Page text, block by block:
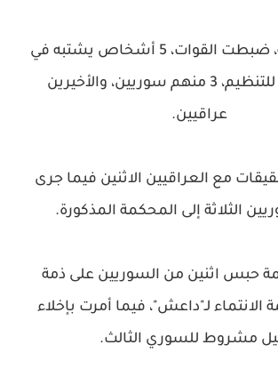
وخلال العملية، ضبطت القوات، 5 أشخاص يشتبه في
انضمامهم للتنظيم، 3 منهم سوريين، والأخيرين
عراقيين.
مع العراقيين الاثنين فيما جرى
الثلاثة إلى المحكمة المذكورة.
حبس اثنين من السوريين على ذمة
الانتماء لـ"داعش"، فيما أمرت بإخلاء
مشروط للسوري الثالث.